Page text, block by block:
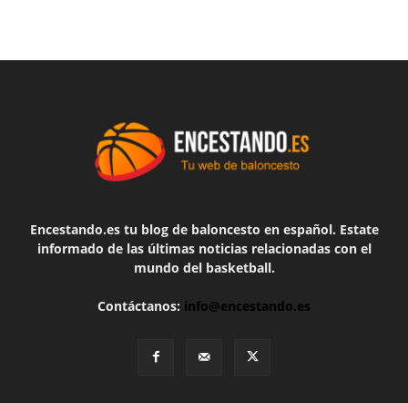
Encestando.es tu blog de baloncesto en español. Estate
informado de las últimas noticias relacionadas con el
mundo del basketball.
Contáctanos: info@encestando.es